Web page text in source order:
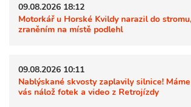
09.08.2026 18:12
Motorkář u Horské Kvildy narazil do stromu,
zraněním na místě podlehl
09.08.2026 10:11
Nablýskané skvosty zaplavily silnice!
vás nálož fotek a video z Retrojízdy